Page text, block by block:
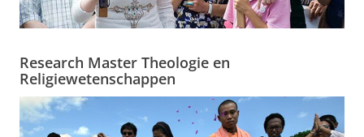
Research Master Theologie en
Religiewetenschappen